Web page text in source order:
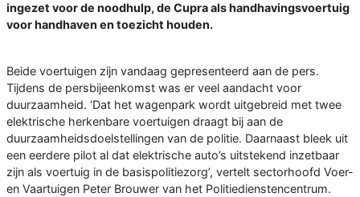
ingezet voor de noodhulp, de Cupra als handhavingsvoertuig
voor handhaven en toezicht houden.
Beide voertuigen zijn vandaag gepresenteerd aan de pers.
Tijdens de persbijeenkomst was er veel aandacht voor
duurzaamheid. ‘Dat het wagenpark wordt uitgebreid met twee
elektrische herkenbare voertuigen draagt bij aan de
duurzaamheidsdoelstellingen van de politie. Daarnaast bleek uit
een eerdere pilot al dat elektrische auto’s uitstekend inzetbaar
zijn als voertuig in de basispolitiezorg’, vertelt sectorhoofd Voer-
en Vaartuigen Peter Brouwer van het Politiedienstencentrum.